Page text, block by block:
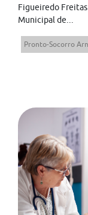
Figueiredo
Municipal de...
Pronto-Socorro